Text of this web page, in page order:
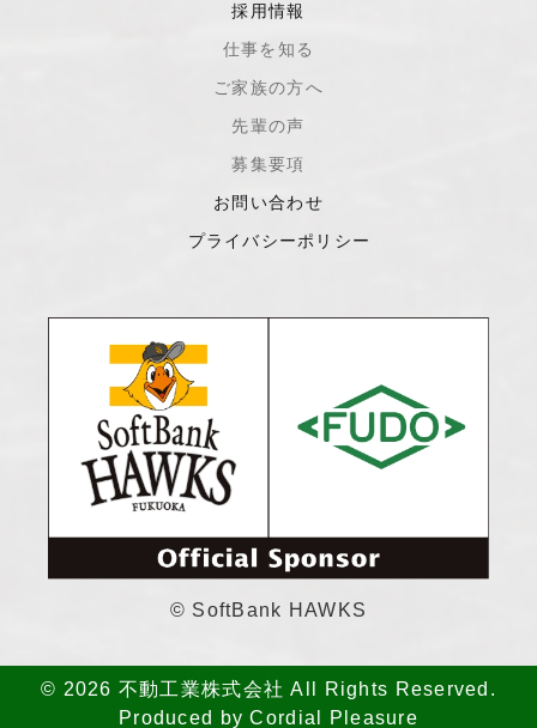
採用情報
仕事を知る
ご家族の方へ
先輩の声
募集要項
お問い合わせ
プライバシーポリシー
© SoftBank HAWKS
© 2026 不動工業株式会社 All Rights Reserved.
Produced byCordial Pleasure